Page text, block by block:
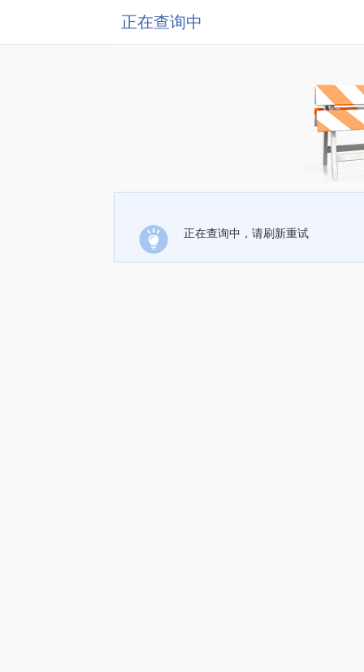
正在查询中
正在查询中，请刷新重试